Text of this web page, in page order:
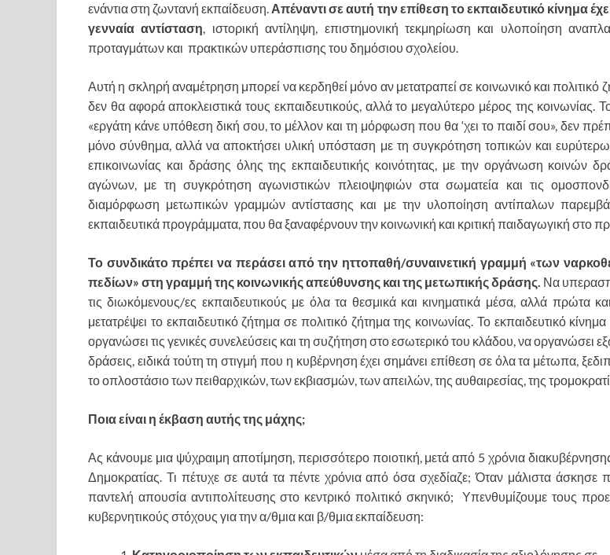
ενάντια στη ζωντανή εκπαίδευση. Απέναντι σε αυτή την επίθεση το εκπαιδευτικό κίνημα έχει
γενναία αντίσταση, ιστορική αντίληψη, επιστημονική τεκμηρίωση και υλοποίηση
προταγμάτων και πρακτικών υπεράσπισης του δημόσιου σχολείου.
Αυτή η σκληρή αναμέτρηση μπορεί να κερδηθεί μόνο αν μετατραπεί σε κοινωνικό και πολιτικό
δεν θα αφορά αποκλειστικά τους εκπαιδευτικούς, αλλά το μεγαλύτερο μέρος της κοινωνίας.
«εργάτη κάνε υπόθεση δική σου, το μέλλον και τη μόρφωση που θα ‘χει το παιδί σου», δεν
μόνο σύνθημα, αλλά να αποκτήσει υλική υπόσταση με τη συγκρότηση τοπικών και
επικοινωνίας και δράσης όλης της εκπαιδευτικής κοινότητας, με την οργάνωση κοινών
αγώνων, με τη συγκρότηση αγωνιστικών πλειοψηφιών στα σωματεία και τις
διαμόρφωση μετωπικών γραμμών αντίστασης και με την υλοποίηση αντίπαλων
εκπαιδευτικά προγράμματα, που θα ξαναφέρνουν την κοινωνική και κριτική παιδαγωγική στο
Το συνδικάτο πρέπει να περάσει από την ηττοπαθή/συναινετική γραμμή «των
πεδίων» στη γραμμή της κοινωνικής απεύθυνσης και της μετωπικής δράσης. Να
τις διωκόμενους/ες εκπαιδευτικούς με όλα τα θεσμικά και κινηματικά μέσα, αλλά πρώτα
μετατρέψει το εκπαιδευτικό ζήτημα σε πολιτικό ζήτημα της κοινωνίας. Το εκπαιδευτικό κίνημα
οργανώσει τις γενικές συνελεύσεις και τη συζήτηση στο εσωτερικό του κλάδου, να οργανώσει
δράσεις, ειδικά τούτη τη στιγμή που η κυβέρνηση έχει σημάνει επίθεση σε όλα τα μέτωπα,
το οπλοστάσιο των πειθαρχικών, των εκβιασμών, των απειλών, της αυθαιρεσίας, της
Ποια είναι η έκβαση αυτής της μάχης;
Ας κάνουμε μια ψύχραιμη αποτίμηση, περισσότερο ποιοτική, μετά από 5 χρόνια
Δημοκρατίας. Τι πέτυχε σε αυτά τα πέντε χρόνια από όσα σχεδίαζε; Όταν μάλιστα άσκησε
παντελή απουσία αντιπολίτευσης στο κεντρικό πολιτικό σκηνικό; Υπενθυμίζουμε τους
κυβερνητικούς στόχους για την α/θμια και β/θμια εκπαίδευση: